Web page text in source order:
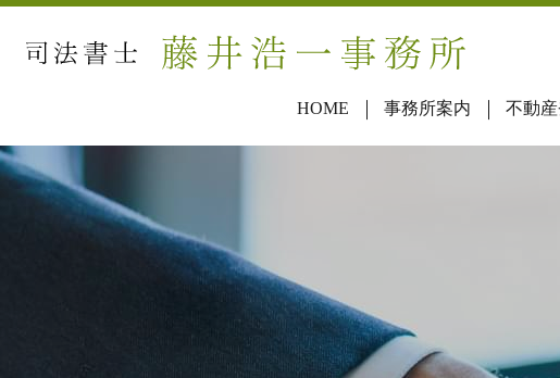
HOME 事務所案内 不動